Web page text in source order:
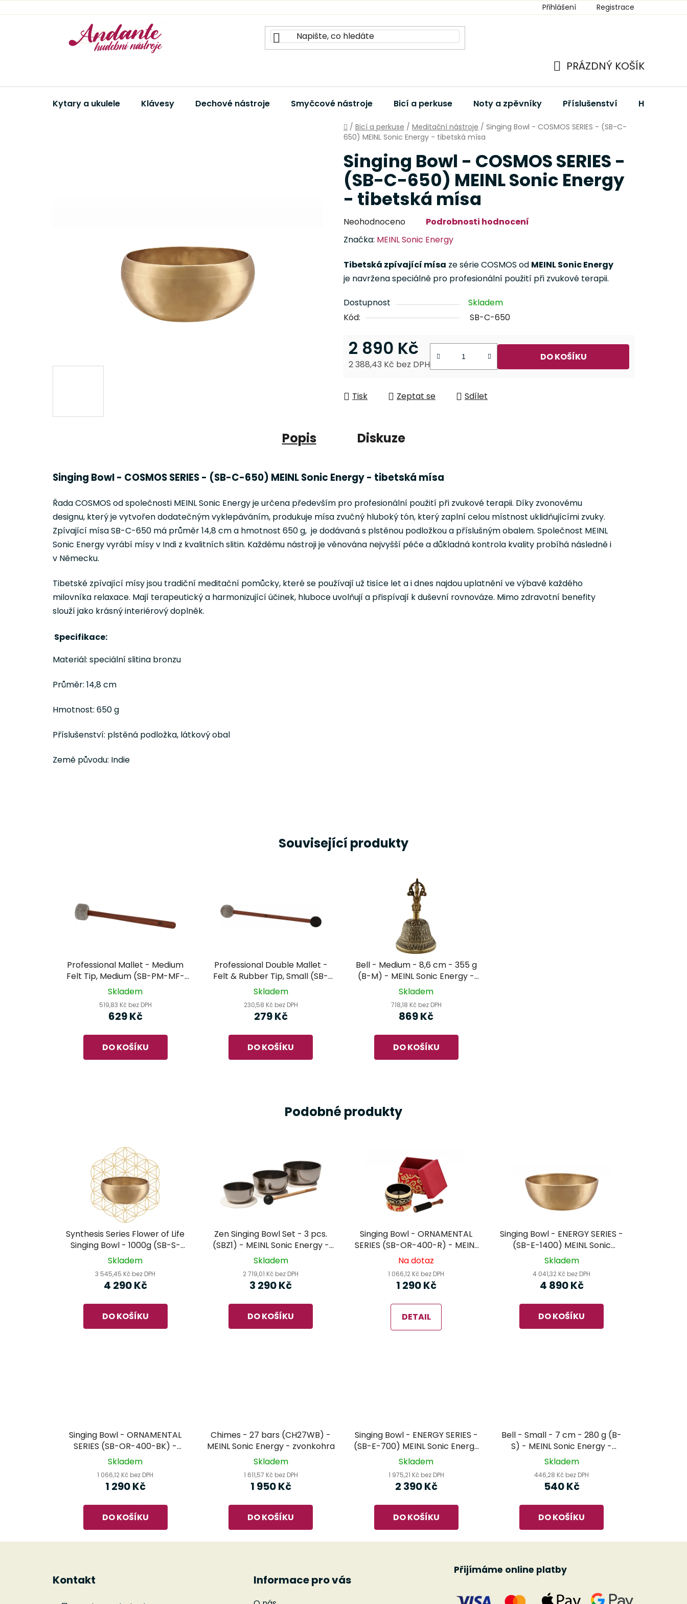
na
Přihlášení Registrace
KOŠÍK
PRÁZDNÝ KOŠÍK
Kytary a ukulele Klávesy Dechové nástroje Smyčcové nástroje Bicí a perkuse Noty a zpěvníky Příslušenství Hudební
Domů
/ Bicí a perkuse / Meditační nástroje / Singing Bowl - COSMOS SERIES - (SB-C-
650) MEINL Sonic Energy - tibetská mísa
Singing Bowl - COSMOS SERIES -
(SB-C-650) MEINL Sonic Energy
- tibetská mísa
Průměrné
produktu
je
0,0
z
5
hvězdiček.
Neohodnoceno
Podrobnosti hodnocení
Značka: MEINL Sonic Energy
Tibetská zpívající mísa ze série COSMOS od MEINL Sonic Energy
je navržena speciálně pro profesionální použití při zvukové terapii.
Dostupnost
Skladem
Kód:
SB-C-650
2 890 Kč
2 388,43 Kč bez DPH
DO KOŠÍKU
Tisk Zeptat se Sdílet
Popis Diskuze
Singing Bowl - COSMOS SERIES - (SB-C-650) MEINL Sonic Energy - tibetská mísa
Řada COSMOS od společnosti MEINL Sonic Energy je určena především pro profesionální použití při zvukové terapii. Díky zvonovému
designu, který je vytvořen dodatečným vyklepáváním, produkuje mísa zvučný hluboký tón, který zaplní celou místnost uklidňujícími zvuky.
Zpívající mísa SB-C-650 má průměr 14,8 cm a hmotnost 650 g, je dodávaná s plstěnou podložkou a příslušným obalem. Společnost MEINL
Sonic Energy vyrábí mísy v Indi z kvalitních slitin. Každému nástroji je věnována nejvyšší péče a důkladná kontrola kvality probíhá následně i
v Německu.
Tibetské zpívající mísy jsou tradiční meditační pomůcky, které se používají už tisíce let a i dnes najdou uplatnění ve výbavě každého
milovníka relaxace. Mají terapeutický a harmonizující účinek, hluboce uvolňují a přispívají k duševní rovnováze. Mimo zdravotní benefity
slouží jako krásný interiérový doplněk.
Specifikace:
Materiál: speciální slitina bronzu
Průměr: 14,8 cm
Hmotnost: 650 g
Příslušenství: plstěná podložka, látkový obal
Země původu: Indie
Související produkty
Professional Mallet - Medium
Felt Tip, Medium (SB-PM-MF-
M) - MEINL Sonic Energy
Skladem
519,83 Kč bez DPH
629 Kč
DO KOŠÍKU
Professional Double Mallet -
Felt & Rubber Tip, Small (SB-
PDM-F/R-S) - MEINL Sonic
Skladem
230,58 Kč bez DPH
279 Kč
DO KOŠÍKU
Bell - Medium - 8,6 cm - 355 g
(B-M) - MEINL Sonic Energy -
tibetský zvonek
Skladem
718,18 Kč bez DPH
869 Kč
DO KOŠÍKU
Podobné produkty
Synthesis Series Flower of Life
Singing Bowl - 1000g (SB-S-
FOL-1000) - MEINL Sonic Energy
Skladem
3 545,45 Kč bez DPH
4 290 Kč
DO KOŠÍKU
Zen Singing Bowl Set - 3 pcs.
(SBZ1) - MEINL Sonic Energy -
tibetské mísy set
Skladem
2 719,01 Kč bez DPH
3 290 Kč
DO KOŠÍKU
Singing Bowl - ORNAMENTAL
SERIES (SB-OR-400-R) - MEINL
Sonic Energy - tibetská mísa
Na dotaz
1 066,12 Kč bez DPH
1 290 Kč
DETAIL
Singing Bowl - ENERGY SERIES -
(SB-E-1400) MEINL Sonic
Energy - tibetská mísa
Skladem
4 041,32 Kč bez DPH
4 890 Kč
DO KOŠÍKU
Singing Bowl - ORNAMENTAL
SERIES (SB-OR-400-BK) -
MEINL Sonic Energy - tibetská
Skladem
1 066,12 Kč bez DPH
1 290 Kč
DO KOŠÍKU
Chimes - 27 bars (CH27WB) -
MEINL Sonic Energy - zvonkohra
Skladem
1 611,57 Kč bez DPH
1 950 Kč
DO KOŠÍKU
Singing Bowl - ENERGY SERIES -
(SB-E-700) MEINL Sonic Energy
- tibetská mísa
Skladem
1 975,21 Kč bez DPH
2 390 Kč
DO KOŠÍKU
Bell - Small - 7 cm - 280 g (B-
S) - MEINL Sonic Energy -
tibetský zvonek
Skladem
446,28 Kč bez DPH
540 Kč
DO KOŠÍKU
Kontakt Informace pro vás
Přijímáme online platby